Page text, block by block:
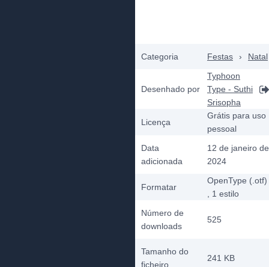
Categoria Festas › Natal
Desenhado por
Typhoon
Type - Suthi
Srisopha
Licença
Grátis para uso
pessoal
Data
adicionada
12 de janeiro de
2024
Formatar
OpenType (.otf)
, 1 estilo
Número de
downloads
525
Tamanho do
ficheiro
241 KB